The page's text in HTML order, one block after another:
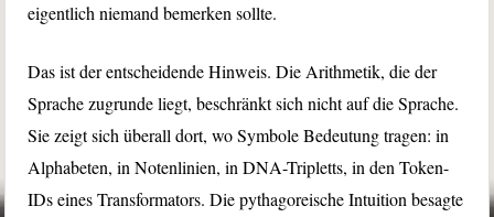
eigentlich niemand bemerken sollte.
Das ist der entscheidende Hinweis. Die Arithmetik, die der
Sprache zugrunde liegt, beschränkt sich nicht auf die Sprache.
Sie zeigt sich überall dort, wo Symbole Bedeutung tragen: in
Alphabeten, in Notenlinien, in DNA-Tripletts, in den Token-
IDs eines Transformators. Die pythagoreische Intuition besagte